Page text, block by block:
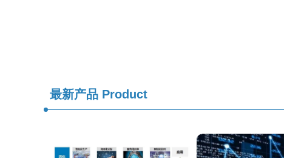
最新产品 Product